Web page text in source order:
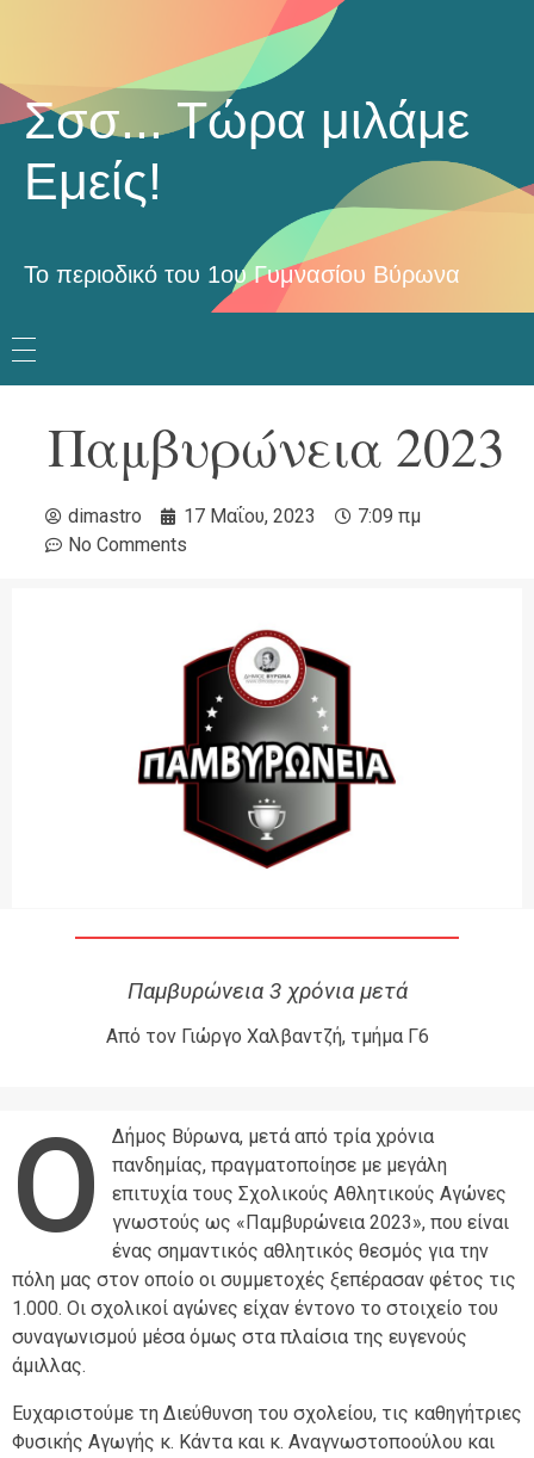
Σσσ... Τώρα μιλάμε
Εμείς!
Το περιοδικό του 1ου Γυμνασίου Βύρωνα
Παμβυρώνεια 2023
dimastro 17 Μαΐου, 2023
7:09 πμ
No Comments
Παμβυρώνεια 3 χρόνια μετά
Από τον Γιώργο Χαλβαντζή, τμήμα Γ6
Ο
Δήμος Βύρωνα, μετά από τρία χρόνια
πανδημίας, πραγματοποίησε με μεγάλη
επιτυχία τους Σχολικούς Αθλητικούς Αγώνες
γνωστούς ως «Παμβυρώνεια 2023», που είναι
ένας σημαντικός αθλητικός θεσμός για την
πόλη μας στον οποίο οι συμμετοχές ξεπέρασαν φέτος τις
1.000. Οι σχολικοί αγώνες είχαν έντονο το στοιχείο του
συναγωνισμού μέσα όμως στα πλαίσια της ευγενούς
άμιλλας.
Ευχαριστούμε τη Διεύθυνση του σχολείου, τις καθηγήτριες
Φυσικής Αγωγής κ. Κάντα και κ. Αναγνωστοποούλου και